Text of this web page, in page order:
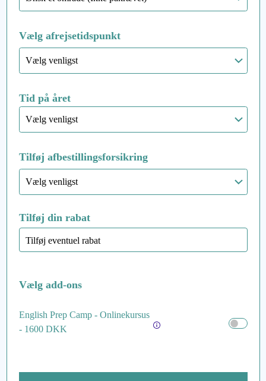
Vælg afrejsetidspunkt
Tid på året
Tilføj afbestillingsforsikring
Tilføj din rabat
Vælg add-ons
English Prep Camp - Onlinekursus
- 1600 DKK